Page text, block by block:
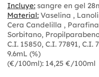
Incluye: sangre en gel
Material: Vaselina ,
Cera Candelilla ,
Sorbitano,
C.I. 15850, C.I. 77891, C.I.
9.6mL (%)
(€/100ml): 14,25 €/100ml